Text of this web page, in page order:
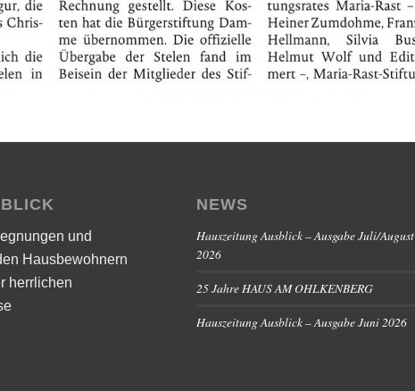
und
Hausbewohnern
herrlichen
NEWS
Hauszeitung Ausblick – Ausgabe Juli/August
2026
25 Jahre HAUS AM OHLKENBERG
Hauszeitung Ausblick – Ausgabe Juni 2026